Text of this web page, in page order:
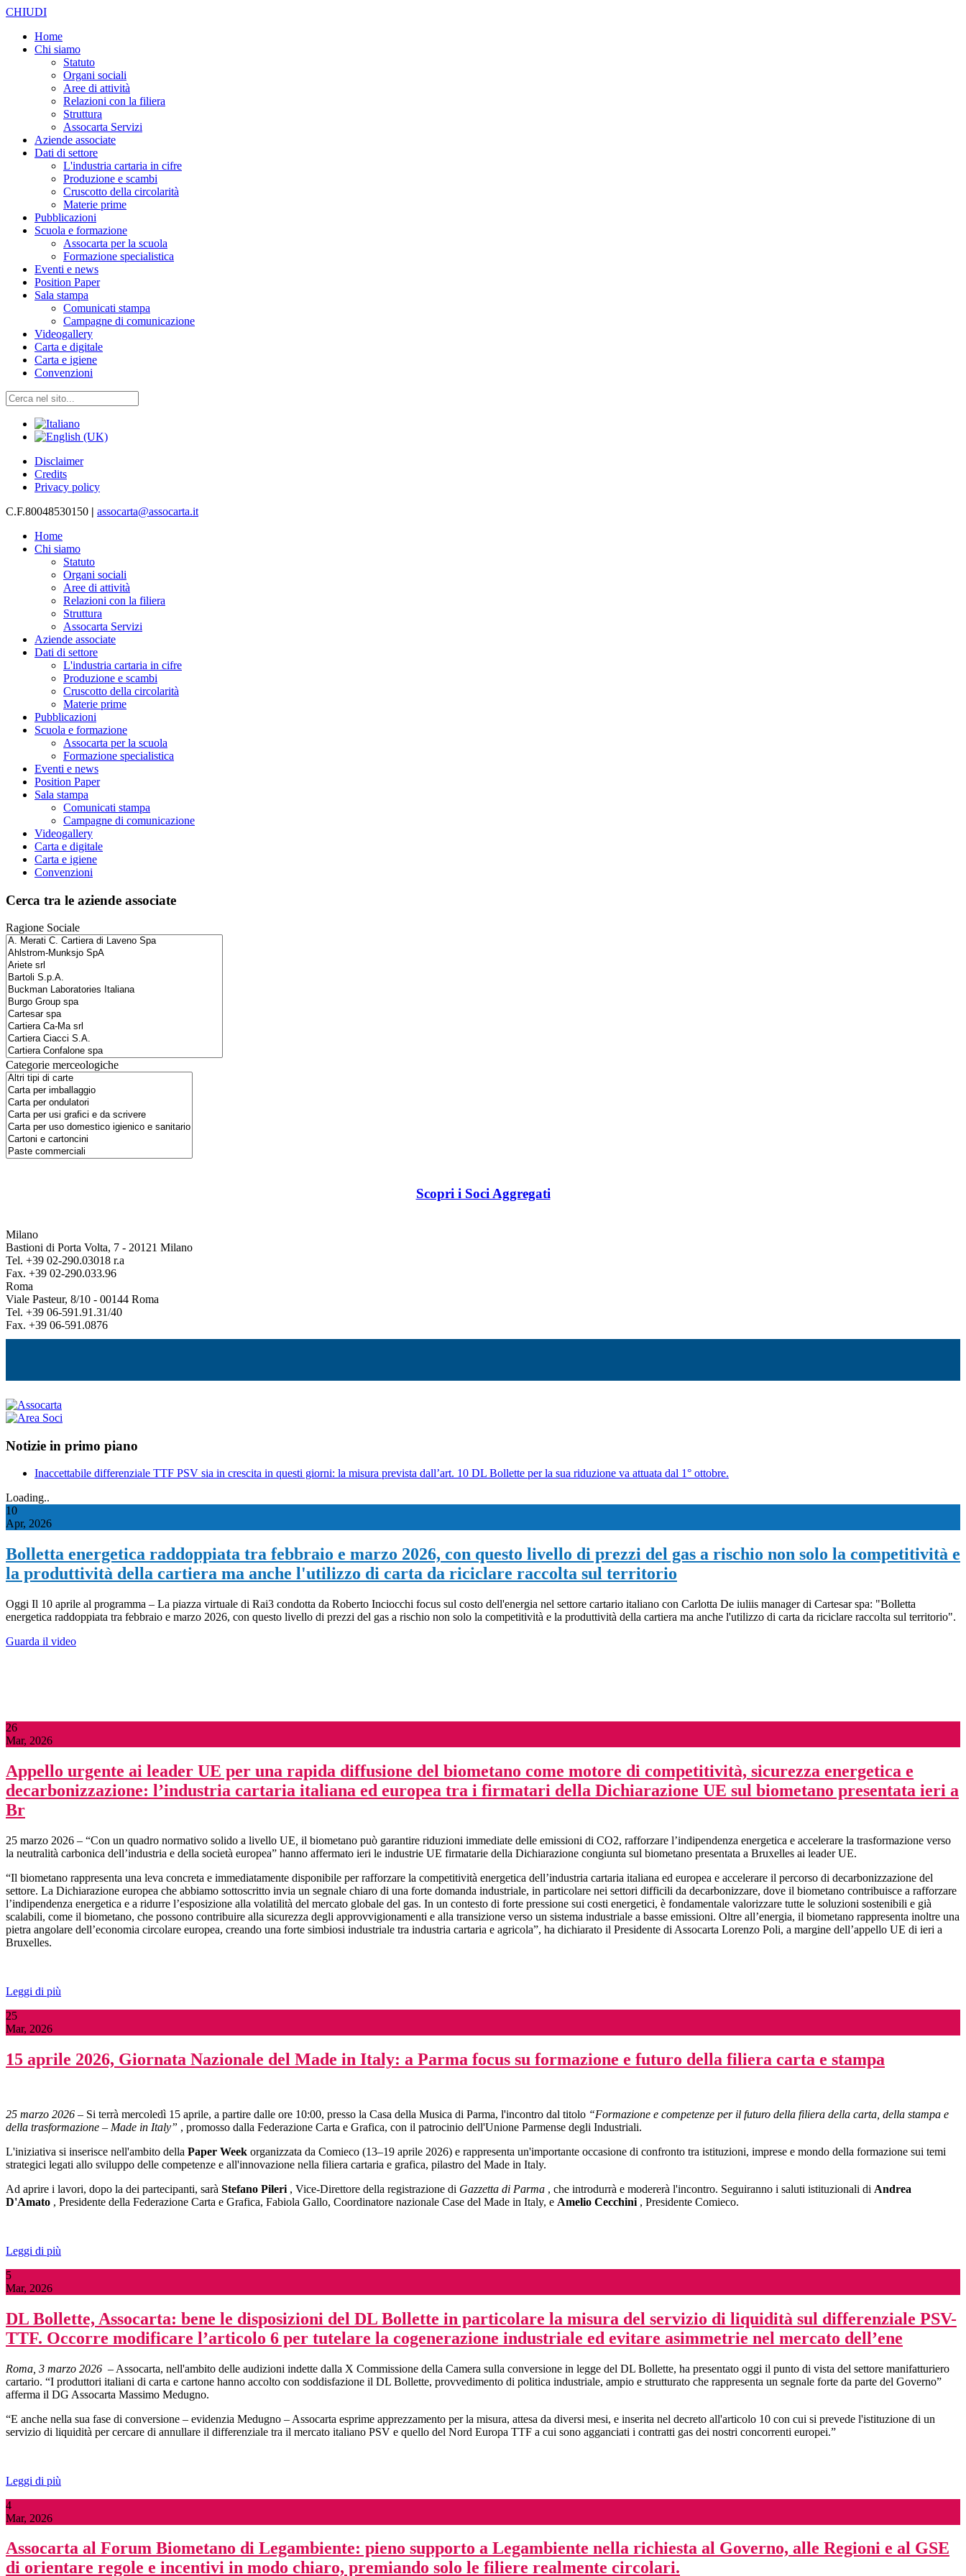
CHIUDI
Home
Chi siamo
Statuto
Organi sociali
Aree di attività
Relazioni con la filiera
Struttura
Assocarta Servizi
Aziende associate
Dati di settore
L'industria cartaria in cifre
Produzione e scambi
Cruscotto della circolarità
Materie prime
Pubblicazioni
Scuola e formazione
Assocarta per la scuola
Formazione specialistica
Eventi e news
Position Paper
Sala stampa
Comunicati stampa
Campagne di comunicazione
Videogallery
Carta e digitale
Carta e igiene
Convenzioni
Disclaimer
Credits
Privacy policy
C.F.80048530150 | assocarta@assocarta.it
Home
Chi siamo
Statuto
Organi sociali
Aree di attività
Relazioni con la filiera
Struttura
Assocarta Servizi
Aziende associate
Dati di settore
L'industria cartaria in cifre
Produzione e scambi
Cruscotto della circolarità
Materie prime
Pubblicazioni
Scuola e formazione
Assocarta per la scuola
Formazione specialistica
Eventi e news
Position Paper
Sala stampa
Comunicati stampa
Campagne di comunicazione
Videogallery
Carta e digitale
Carta e igiene
Convenzioni
Cerca tra le aziende associate
Ragione Sociale
Categorie merceologiche
Scopri i Soci Aggregati
Milano
Bastioni di Porta Volta, 7 - 20121 Milano
Tel. +39 02-290.03018 r.a
Fax. +39 02-290.033.96
Roma
Viale Pasteur, 8/10 - 00144 Roma
Tel. +39 06-591.91.31/40
Fax. +39 06-591.0876
Notizie in primo piano
Inaccettabile differenziale TTF PSV sia in crescita in questi giorni: la misura prevista dall’art. 10 DL Bollette per la sua riduzione va attuata dal 1° ottobre.
Loading..
10
Apr, 2026
Bolletta energetica raddoppiata tra febbraio e marzo 2026, con questo livello di prezzi del gas a rischio non solo la competitività e
la produttività della cartiera ma anche l'utilizzo di carta da riciclare raccolta sul territorio
Oggi Il 10 aprile al programma – La piazza virtuale di Rai3 condotta da Roberto Inciocchi focus sul costo dell'energia nel settore cartario italiano con Carlotta De iuliis manager di Cartesar spa: "Bolletta
energetica raddoppiata tra febbraio e marzo 2026, con questo livello di prezzi del gas a rischio non solo la competitività e la produttività della cartiera ma anche l'utilizzo di carta da riciclare raccolta sul territorio".
Guarda il video
26
Mar, 2026
Appello urgente ai leader UE per una rapida diffusione del biometano come motore di competitività, sicurezza energetica e
decarbonizzazione: l’industria cartaria italiana ed europea tra i firmatari della Dichiarazione UE sul biometano presentata ieri a
Br
25 marzo 2026 – “Con un quadro normativo solido a livello UE il biometano può garantire riduzioni immediate delle emissioni di CO2, rafforzare l’indipendenza energetica e accelerare la trasformazione verso
la neutralità carbonica dell’industria e della società europea” hanno affermato ieri le industrie UE firmatarie della Dichiarazione congiunta sul biometano presentata a Bruxelles ai leader UE.
“Il biometano rappresenta una leva concreta e immediatamente disponibile per rafforzare la competitività energetica dell’industria cartaria italiana ed europea e accelerare il percorso di decarbonizzazione del
settore. La Dichiarazione europea che abbiamo sottoscritto invia un segnale chiaro di una forte domanda industriale, in particolare nei settori difficili da decarbonizzare, dove il biometano contribuisce a rafforzare
l’indipendenza energetica e a ridurre l’esposizione alla volatilità del mercato globale del gas. In un contesto di forte pressione sui costi energetici, è fondamentale valorizzare tutte le soluzioni sostenibili e già
scalabili, come il biometano, che possono contribuire alla sicurezza degli approvvigionamenti e alla transizione verso un sistema industriale a basse emissioni. Oltre all’energia, il biometano rappresenta inoltre una
pietra angolare dell’economia circolare europea, creando una forte simbiosi industriale tra industria cartaria e agricola”, ha dichiarato il Presidente di Assocarta Lorenzo Poli, a margine dell’appello UE di ieri a
Bruxelles.
Leggi di più
25
Mar, 2026
15 aprile 2026, Giornata Nazionale del Made in Italy: a Parma focus su formazione e futuro della filiera carta e stampa
25 marzo 2026 – Si terrà mercoledì 15 aprile, a partire dalle ore 10:00, presso la Casa della Musica di Parma, l'incontro dal titolo “Formazione e competenze per il futuro della filiera della carta, della stampa e
della trasformazione – Made in Italy” , promosso dalla Federazione Carta e Grafica, con il patrocinio dell'Unione Parmense degli Industriali.
L'iniziativa si inserisce nell'ambito della Paper Week organizzata da Comieco (13–19 aprile 2026) e rappresenta un'importante occasione di confronto tra istituzioni, imprese e mondo della formazione sui temi
strategici legati allo sviluppo delle competenze e all'innovazione nella filiera cartaria e grafica, pilastro del Made in Italy.
Ad aprire i lavori, dopo la dei partecipanti, sarà Stefano Pileri , Vice-Direttore della registrazione di Gazzetta di Parma , che introdurrà e modererà l'incontro. Seguiranno i saluti istituzionali di Andrea
D'Amato , Presidente della Federazione Carta e Grafica, Fabiola Gallo, Coordinatore nazionale Case del Made in Italy, e Amelio Cecchini , Presidente Comieco.
Leggi di più
5
Mar, 2026
DL Bollette, Assocarta: bene le disposizioni del DL Bollette in particolare la misura del servizio di liquidità sul differenziale PSV-
TTF. Occorre modificare l’articolo 6 per tutelare la cogenerazione industriale ed evitare asimmetrie nel mercato dell’ene
Roma, 3 marzo 2026 – Assocarta, nell'ambito delle audizioni indette dalla X Commissione della Camera sulla conversione in legge del DL Bollette, ha presentato oggi il punto di vista del settore manifatturiero
cartario. “I produttori italiani di carta e cartone hanno accolto con soddisfazione il DL Bollette, provvedimento di politica industriale, ampio e strutturato che rappresenta un segnale forte da parte del Governo”
afferma il DG Assocarta Massimo Medugno.
“E anche nella sua fase di conversione – evidenzia Medugno – Assocarta esprime apprezzamento per la misura, attesa da diversi mesi, e inserita nel decreto all'articolo 10 con cui si prevede l'istituzione di un
servizio di liquidità per cercare di annullare il differenziale tra il mercato italiano PSV e quello del Nord Europa TTF a cui sono agganciati i contratti gas dei nostri concorrenti europei.”
Leggi di più
4
Mar, 2026
Assocarta al Forum Biometano di Legambiente: pieno supporto a Legambiente nella richiesta al Governo, alle Regioni e al GSE
di orientare regole e incentivi in modo chiaro, premiando solo le filiere realmente circolari.